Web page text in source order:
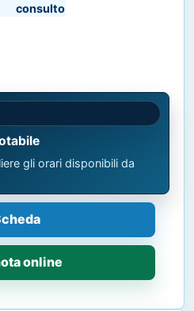
consulto
gli orari disponibili da
online